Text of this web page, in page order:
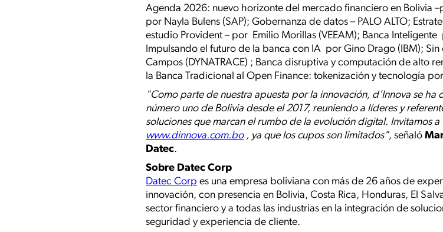
Agenda 2026: nuevo horizonte del mercado financiero en Bolivia
por Nayla Bulens (SAP); Gobernanza de datos – PALO ALTO;
estudio Provident – por Emilio Morillas (VEEAM); Banca
Impulsando el futuro de la banca con IA por Gino Drago (IBM);
Campos (DYNATRACE) ; Banca disruptiva y computación de alto
la Banca Tradicional al Open Finance: tokenización y tecnología
"Como parte de nuestra apuesta por la innovación, d’Innova se
número uno de Bolivia desde el 2017, reuniendo a líderes y
soluciones que marcan el rumbo de la evolución digital. Invitamos a
www.dinnova.com.bo, ya que los cupos son limitados", señaló
Datec.
Sobre Datec Corp
Datec Corp es una empresa boliviana con más de 26 años de
innovación, con presencia en Bolivia, Costa Rica, Honduras, El
sector financiero y a todas las industrias en la integración de
seguridad y experiencia de cliente.